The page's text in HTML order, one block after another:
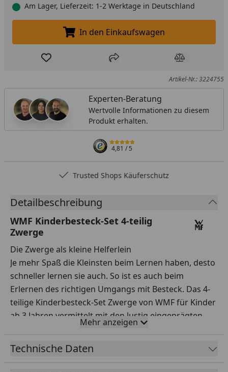
Am Lager, Lieferzeit: 1-2 Werktage in Deutschland
In den Einkaufswagen legen
In den Einkaufswagen
Produkt zur Wunschliste hinzufügen
Teilen Produkt
Artikel-Nr.: 3224755
Experten-Beratung
Wertvolle Informationen zu diesem
Produkt erhalten.
4,81/ 5
Trusted Shops Käuferschutz
Detailbeschreibung
WMF Kinderbesteck-Set 4-teilig
Zwerge
Die Zwerge als kleine Helferlein
Je mehr Spaß die Kleinsten beim Lernen haben, desto
schneller lernen sie auch. So ist es auch beim
Erlernen des richtigen Umgangs mit Besteck. Das 4-
teilige Kinderbesteck-Set Zwerge von WMF für Kinder
ab 3 Jahren vermittelt mit den lustig eingeprägten
Zwergen genau diesen Spaß - denn mit Hammer,
Schaufel, Spaten und Gießkanne ausgerüstet haben
auch diese alle Hände voll zu tun. Die Formgebung
Mehr anzeigen
Technische Daten